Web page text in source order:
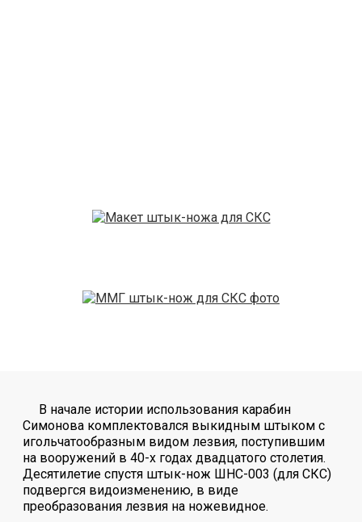
В начале истории использования карабин
Симонова комплектовался выкидным штыком с
игольчатообразным видом лезвия, поступившим
на вооружений в 40-х годах двадцатого столетия.
Десятилетие спустя штык-нож ШНС-003 (для СКС)
подвергся видоизменению, в виде
преобразования лезвия на ножевидное.